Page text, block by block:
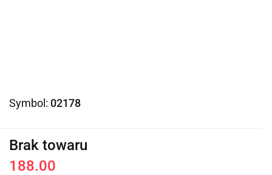
Symbol: 02178
Brak towaru
188.00